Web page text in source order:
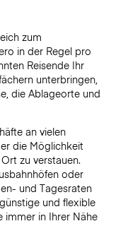
zum
in der Regel pro
Reisende Ihr
unterbringen,
die Ablageorte und
an vielen
die Möglichkeit
zu verstauen.
oder
und Tagesraten
und flexible
immer in Ihrer Nähe